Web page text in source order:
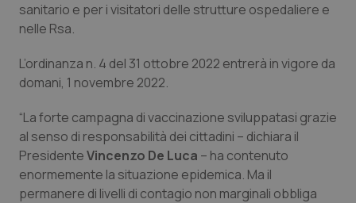
Basilicata
Calabria
Emilia-Romagna
Friuli Venezia Giulia
Artrite & artrosi
Asma & BPCO
Colesterolo & coronaropatie
Dermatite Atopica
QS Club Newsletter
sanitario e per i visitatori delle strutture ospedaliere e
nelle Rsa.
L’ordinanza n. 4 del 31 ottobre 2022 entrerà in vigore da
domani, 1 novembre 2022.
“La forte campagna di vaccinazione sviluppatasi grazie
al senso di responsabilità dei cittadini – dichiara il
PresidenteVincenzo De Luca – ha contenuto
enormemente la situazione epidemica. Ma il
permanere di livelli di contagio non marginali obbliga